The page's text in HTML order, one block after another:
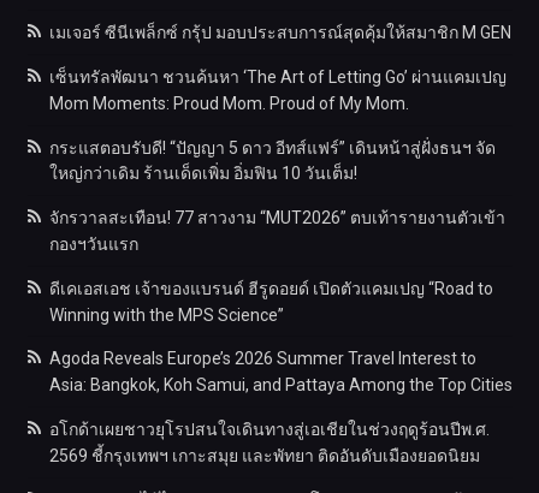
เมเจอร์ ซีนีเพล็กซ์ กรุ้ป มอบประสบการณ์สุดคุ้มให้สมาชิก M GEN
เซ็นทรัลพัฒนา ชวนค้นหา ‘The Art of Letting Go’ ผ่านแคมเปญ
Mom Moments: Proud Mom. Proud of My Mom.
กระแสตอบรับดี! “ปัญญา 5 ดาว อีทส์แฟร์” เดินหน้าสู่ฝั่งธนฯ จัด
ใหญ่กว่าเดิม ร้านเด็ดเพิ่ม อิ่มฟิน 10 วันเต็ม!
จักรวาลสะเทือน! 77 สาวงาม “MUT2026” ตบเท้ารายงานตัวเข้า
กองฯวันแรก
ดีเคเอสเอช เจ้าของแบรนด์ ฮีรูดอยด์ เปิดตัวแคมเปญ “Road to
Winning with the MPS Science”
Agoda Reveals Europe’s 2026 Summer Travel Interest to
Asia: Bangkok, Koh Samui, and Pattaya Among the Top Cities
อโกด้าเผยชาวยุโรปสนใจเดินทางสู่เอเชียในช่วงฤดูร้อนปีพ.ศ.
2569 ชี้กรุงเทพฯ เกาะสมุย และพัทยา ติดอันดับเมืองยอดนิยม